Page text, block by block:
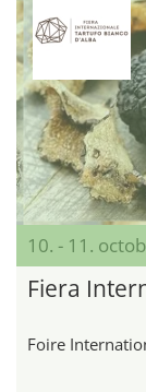
10. - 11.
Fiera
Foire